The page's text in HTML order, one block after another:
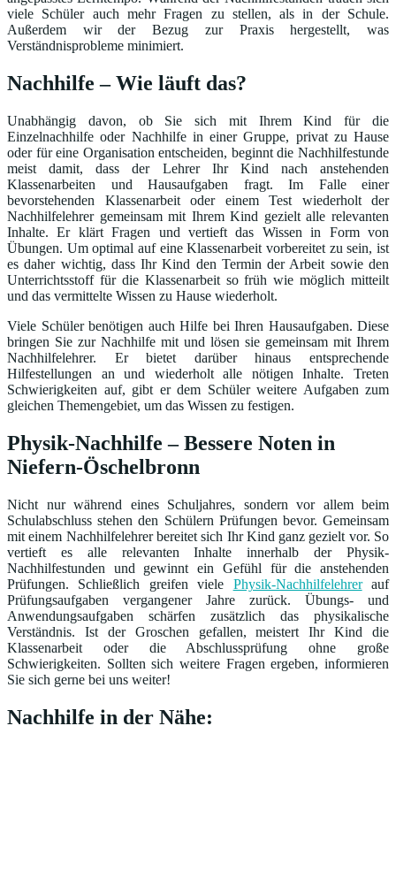
viele Schüler auch mehr Fragen zu stellen, als in der Schule.
Außerdem wir der Bezug zur Praxis hergestellt, was
Verständnisprobleme minimiert.
Nachhilfe – Wie läuft das?
Unabhängig davon, ob Sie sich mit Ihrem Kind für die
Einzelnachhilfe oder Nachhilfe in einer Gruppe, privat zu Hause
oder für eine Organisation entscheiden, beginnt die Nachhilfestunde
meist damit, dass der Lehrer Ihr Kind nach anstehenden
Klassenarbeiten und Hausaufgaben fragt. Im Falle einer
bevorstehenden Klassenarbeit oder einem Test wiederholt der
Nachhilfelehrer gemeinsam mit Ihrem Kind gezielt alle relevanten
Inhalte. Er klärt Fragen und vertieft das Wissen in Form von
Übungen. Um optimal auf eine Klassenarbeit vorbereitet zu sein, ist
es daher wichtig, dass Ihr Kind den Termin der Arbeit sowie den
Unterrichtsstoff für die Klassenarbeit so früh wie möglich mitteilt
und das vermittelte Wissen zu Hause wiederholt.
Viele Schüler benötigen auch Hilfe bei Ihren Hausaufgaben. Diese
bringen Sie zur Nachhilfe mit und lösen sie gemeinsam mit Ihrem
Nachhilfelehrer. Er bietet darüber hinaus entsprechende
Hilfestellungen an und wiederholt alle nötigen Inhalte. Treten
Schwierigkeiten auf, gibt er dem Schüler weitere Aufgaben zum
gleichen Themengebiet, um das Wissen zu festigen.
Physik-Nachhilfe – Bessere Noten in
Niefern-Öschelbronn
Nicht nur während eines Schuljahres, sondern vor allem beim
Schulabschluss stehen den Schülern Prüfungen bevor. Gemeinsam
mit einem Nachhilfelehrer bereitet sich Ihr Kind ganz gezielt vor. So
vertieft es alle relevanten Inhalte innerhalb der Physik-
Nachhilfestunden und gewinnt ein Gefühl für die anstehenden
Prüfungen. Schließlich greifen viele Physik-Nachhilfelehrerauf
Prüfungsaufgaben vergangener Jahre zurück. Übungs- und
Anwendungsaufgaben schärfen zusätzlich das physikalische
Verständnis. Ist der Groschen gefallen, meistert Ihr Kind die
Klassenarbeit oder die Abschlussprüfung ohne große
Schwierigkeiten. Sollten sich weitere Fragen ergeben, informieren
Sie sich gerne bei uns weiter!
Nachhilfe in der Nähe: